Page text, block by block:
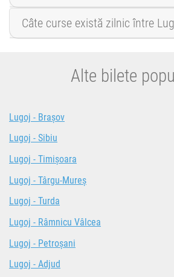
Câte curse există zilnic între
Alte bilete
Lugoj - Brașov
Lugoj - Sibiu
Lugoj - Timișoara
Lugoj - Târgu-Mureș
Lugoj - Turda
Lugoj - Râmnicu Vâlcea
Lugoj - Petroșani
Lugoj - Adjud